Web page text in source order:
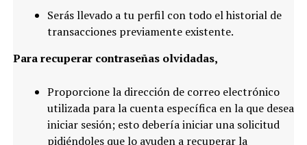
Serás llevado a tu perfil con todo el historial de
transacciones previamente existente.
Para recuperar contraseñas olvidadas,
Proporcione la dirección de correo electrónico
utilizada para la cuenta específica en la que desea
iniciar sesión; esto debería iniciar una solicitud
pidiéndoles que lo ayuden a recuperar la